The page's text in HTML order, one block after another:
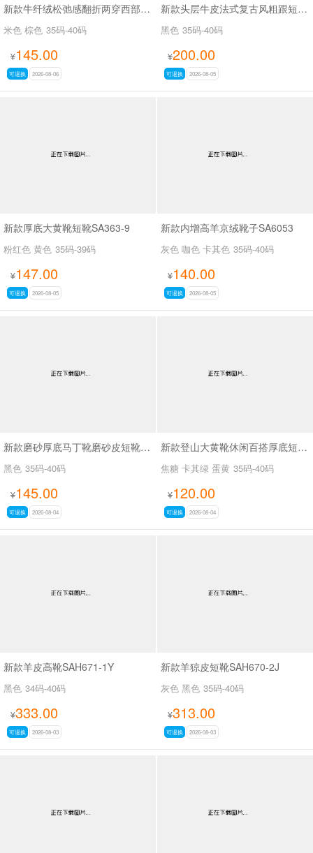
新款牛纤绒松弛感翻折两穿西部牛仔靴长靴SA26609
米色 棕色 35码-40码
¥145.00
可退换 2026-08-06
新款头层牛皮法式复古风粗跟短靴女百搭款休闲女靴SA2678
黑色 35码-40码
¥200.00
可退换 2026-08-05
新款厚底大黄靴短靴SA363-9
粉红色 黄色 35码-39码
¥147.00
可退换 2026-08-05
新款内增高羊京绒靴子SA6053
灰色 咖色 卡其色 35码-40码
¥140.00
可退换 2026-08-05
新款磨砂厚底马丁靴磨砂皮短靴SA7062
黑色 35码-40码
¥145.00
可退换 2026-08-04
新款登山大黄靴休闲百搭厚底短靴马丁靴SA2676
焦糖 卡其绿 蛋黄 35码-40码
¥120.00
可退换 2026-08-04
新款羊皮高靴SAH671-1Y
黑色 34码-40码
¥333.00
可退换 2026-08-03
新款羊猄皮短靴SAH670-2J
灰色 黑色 35码-40码
¥313.00
可退换 2026-08-03